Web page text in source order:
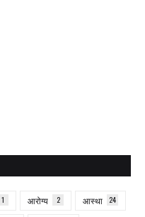
1 आरोग्य 2 आस्था 24